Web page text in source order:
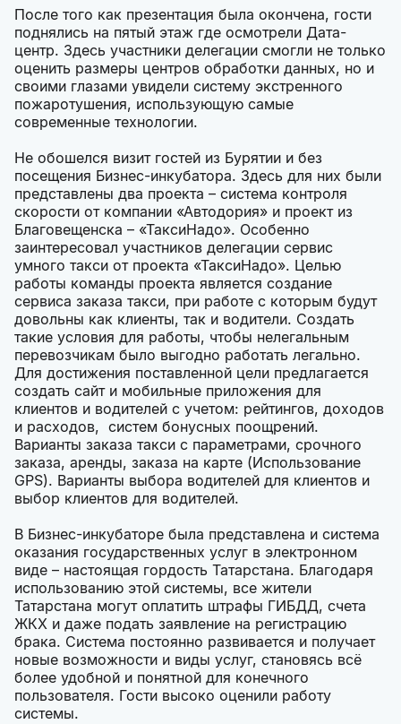
После того как презентация была окончена, гости
поднялись на пятый этаж где осмотрели Дата-
центр. Здесь участники делегации смогли не только
оценить размеры центров обработки данных, но и
своими глазами увидели систему экстренного
пожаротушения, использующую самые
современные технологии.
Не обошелся визит гостей из Бурятии и без
посещения Бизнес-инкубатора. Здесь для них были
представлены два проекта – система контроля
скорости от компании «Автодория» и проект из
Благовещенска – «ТаксиНадо». Особенно
заинтересовал участников делегации сервис
умного такси от проекта «ТаксиНадо». Целью
работы команды проекта является создание
сервиса заказа такси, при работе с которым будут
довольны как клиенты, так и водители. Создать
такие условия для работы, чтобы нелегальным
перевозчикам было выгодно работать легально.
Для достижения поставленной цели предлагается
создать сайт и мобильные приложения для
клиентов и водителей с учетом: рейтингов, доходов
и расходов, систем бонусных поощрений.
Варианты заказа такси с параметрами, срочного
заказа, аренды, заказа на карте (Использование
GPS). Варианты выбора водителей для клиентов и
выбор клиентов для водителей.
В Бизнес-инкубаторе была представлена и система
оказания государственных услуг в электронном
виде – настоящая гордость Татарстана. Благодаря
использованию этой системы, все жители
Татарстана могут оплатить штрафы ГИБДД, счета
ЖКХ и даже подать заявление на регистрацию
брака. Система постоянно развивается и получает
новые возможности и виды услуг, становясь всё
более удобной и понятной для конечного
пользователя. Гости высоко оценили работу
системы.